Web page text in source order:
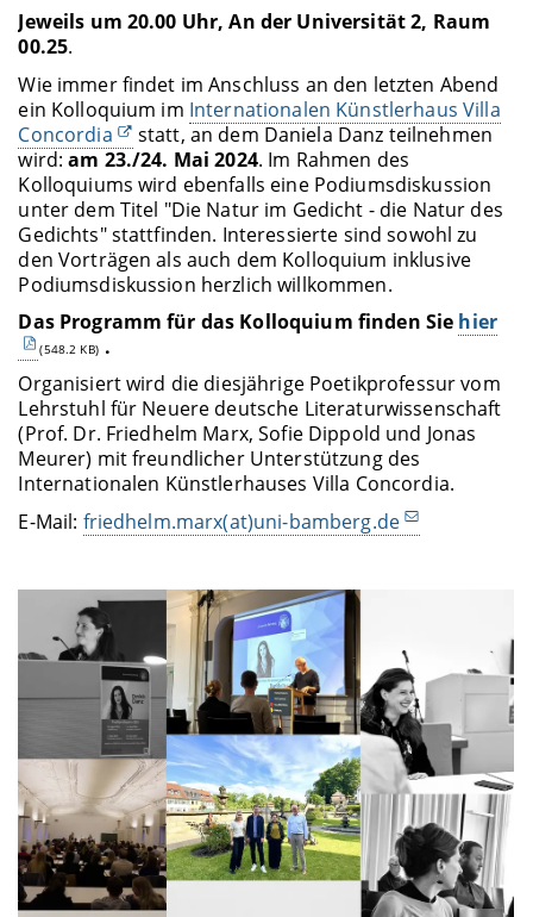
Jeweils um 20.00 Uhr, An der Universität 2, Raum
00.25.
Wie immer findet im Anschluss an den letzten Abend
ein Kolloquium im Internationalen Künstlerhaus Villa
Concordia
statt, an dem Daniela Danz teilnehmen
wird:am 23./24. Mai 2024. Im Rahmen des
Kolloquiums wird ebenfalls eine Podiumsdiskussion
unter dem Titel "Die Natur im Gedicht - die Natur des
Gedichts" stattfinden. Interessierte sind sowohl zu
den Vorträgen als auch dem Kolloquium inklusive
Podiumsdiskussion herzlich willkommen.
Das Programm für das Kolloquium finden Sie hier
(548.2 KB) .
Organisiert wird die diesjährige Poetikprofessur vom
Lehrstuhl für Neuere deutsche Literaturwissenschaft
(Prof. Dr. Friedhelm Marx, Sofie Dippold und Jonas
Meurer) mit freundlicher Unterstützung des
Internationalen Künstlerhauses Villa Concordia.
E-Mail: friedhelm.marx(at)uni-bamberg.de